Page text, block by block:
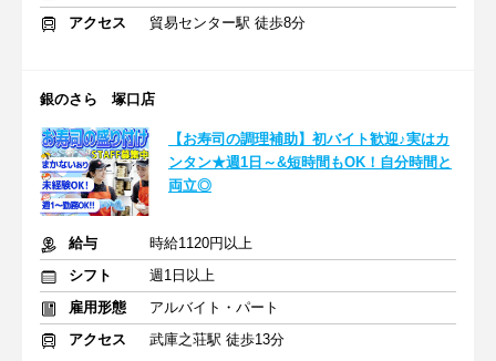
アクセス
貿易センター駅 徒歩8分
銀のさら 塚口店
【お寿司の調理補助】初バイト歓迎♪実はカ
ンタン★週1日～&短時間もOK！自分時間と
両立◎
給与
時給1120円以上
シフト
週1日以上
雇用形態
アルバイト・パート
アクセス
武庫之荘駅 徒歩13分